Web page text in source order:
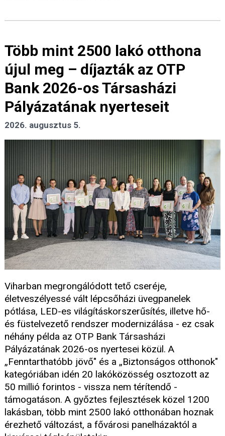
Több mint 2500 lakó otthona
újul meg – díjazták az OTP
Bank 2026-os Társasházi
Pályázatának nyerteseit
2026. augusztus 5.
Viharban megrongálódott tető cseréje,
életveszélyessé vált lépcsőházi üvegpanelek
pótlása, LED-es világításkorszerűsítés, illetve hő-
és füstelvezető rendszer modernizálása - ez csak
néhány példa az OTP Bank Társasházi
Pályázatának 2026-os nyertesei közül. A
„Fenntarthatóbb jövő" és a „Biztonságos otthonok"
kategóriában idén 20 lakóközösség osztozott az
50 millió forintos - vissza nem térítendő -
támogatáson. A győztes fejlesztések közel 1200
lakásban, több mint 2500 lakó otthonában hoznak
érezhető változást, a fővárosi panelházaktól a